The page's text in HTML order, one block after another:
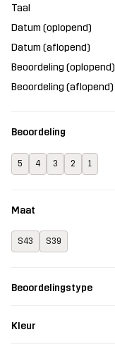
Taal
Datum (oplopend)
Datum (aflopend)
Beoordeling (oplopend)
Beoordeling (aflopend)
Beoordeling
5 4 3 2 1
Maat
S43 S39
Beoordelingstype
Kleur